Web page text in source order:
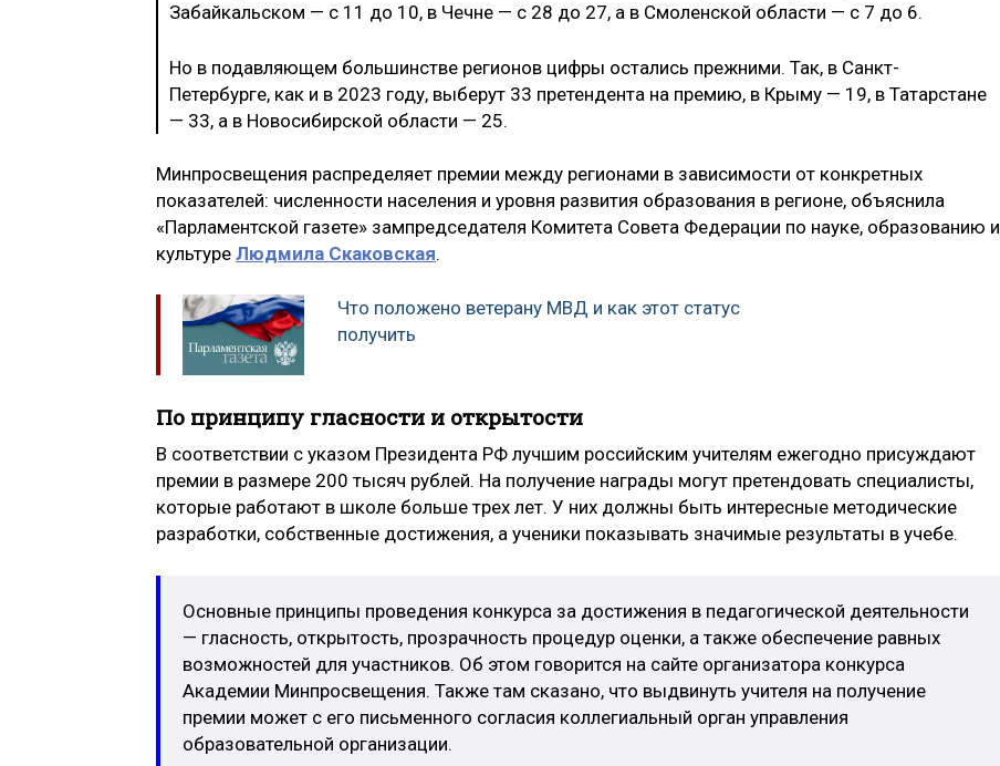
Забайкальском — с 11 до 10, в Чечне — с 28 до 27, а в Смоленской области — с 7 до 6.
Но в подавляющем большинстве регионов цифры остались прежними. Так, в Санкт-
Петербурге, как и в 2023 году, выберут 33 претендента на премию, в Крыму — 19, в Татарстане
— 33, а в Новосибирской области — 25.
Минпросвещения распределяет премии между регионами в зависимости от конкретных
показателей: численности населения и уровня развития образования в регионе, объяснила
«Парламентской газете» зампредседателя Комитета Совета Федерации по науке, образованию и
культуре Людмила Скаковская.
Что положено ветерану МВД и как этот статус
получить
По принципу гласности и открытости
В соответствии с указом Президента РФ лучшим российским учителям ежегодно присуждают
премии в размере 200 тысяч рублей. На получение награды могут претендовать специалисты,
которые работают в школе больше трех лет. У них должны быть интересные методические
разработки, собственные достижения, а ученики показывать значимые результаты в учебе.
Основные принципы проведения конкурса за достижения в педагогической деятельности
— гласность, открытость, прозрачность процедур оценки, а также обеспечение равных
возможностей для участников. Об этом говорится на сайте организатора конкурса
Академии Минпросвещения. Также там сказано, что выдвинуть учителя на получение
премии может с его письменного согласия коллегиальный орган управления
образовательной организации.